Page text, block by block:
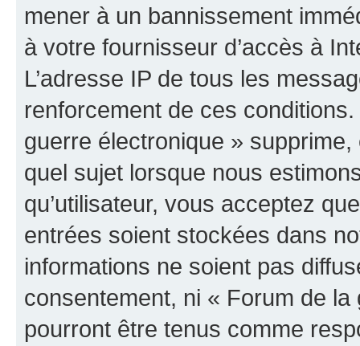
mener à un bannissement
à votre fournisseur d’accès à
L’adresse IP de tous les
renforcement de ces
guerre électronique »
quel sujet lorsque nous
qu’utilisateur, vous acceptez
entrées soient stockées dans
informations ne soient pas
consentement, ni « Forum de
pourront être tenus comme